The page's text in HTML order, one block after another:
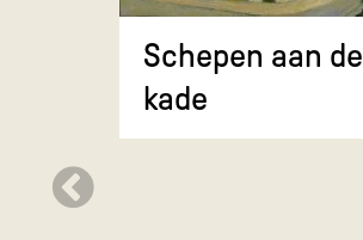
Schepen aan de
kade